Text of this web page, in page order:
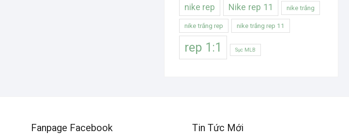
nike rep Nike rep 11 nike trắng
nike trắng rep nike trắng rep 11
rep 1:1 Sục MLB
Fanpage Facebook Tin Tức Mới